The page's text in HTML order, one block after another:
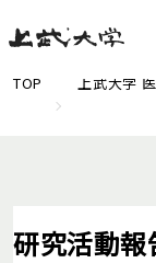
研究活動報
TOP 上武大学